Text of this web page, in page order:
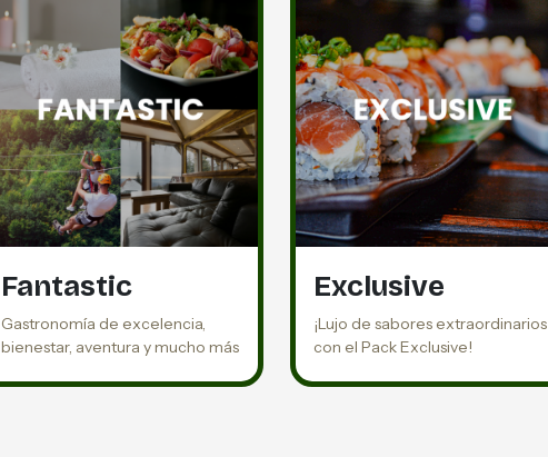
Fantastic
Gastronomía de excelencia,
bienestar, aventura y mucho más
Exclusive
¡Lujo de sabores extraordinarios
con el Pack Exclusive!